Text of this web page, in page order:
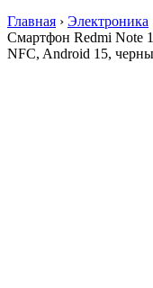
Главная › Электроника
Смартфон Redmi Note
NFC, Android 15,